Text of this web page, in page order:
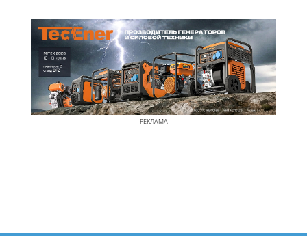
РЕКЛАМА